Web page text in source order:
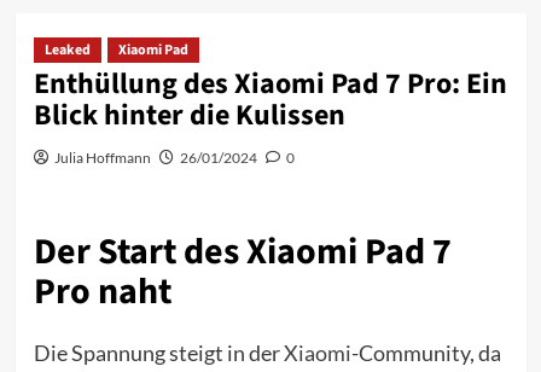
Leaked Xiaomi Pad
Enthüllung des Xiaomi Pad 7 Pro: Ein
Blick hinter die Kulissen
Julia Hoffmann 26/01/2024 0
Der Start des Xiaomi Pad 7
Pro naht
Die Spannung steigt in derXiaomi-Community, da